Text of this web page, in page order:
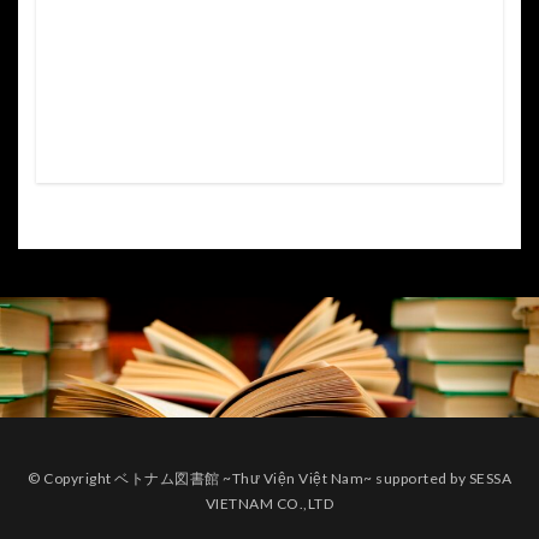
© Copyright ベトナム図書館 ~Thư Viện Việt Nam~ supported by SESSA
VIETNAM CO.,LTD